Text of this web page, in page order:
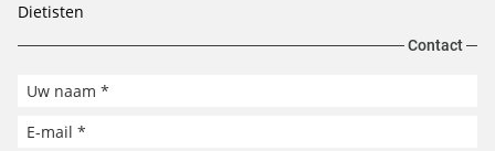
Dietisten
Contact